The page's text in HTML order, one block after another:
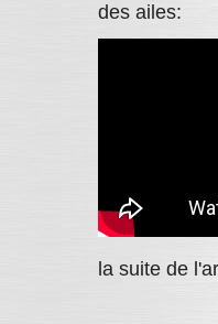
des ailes:
la suite de